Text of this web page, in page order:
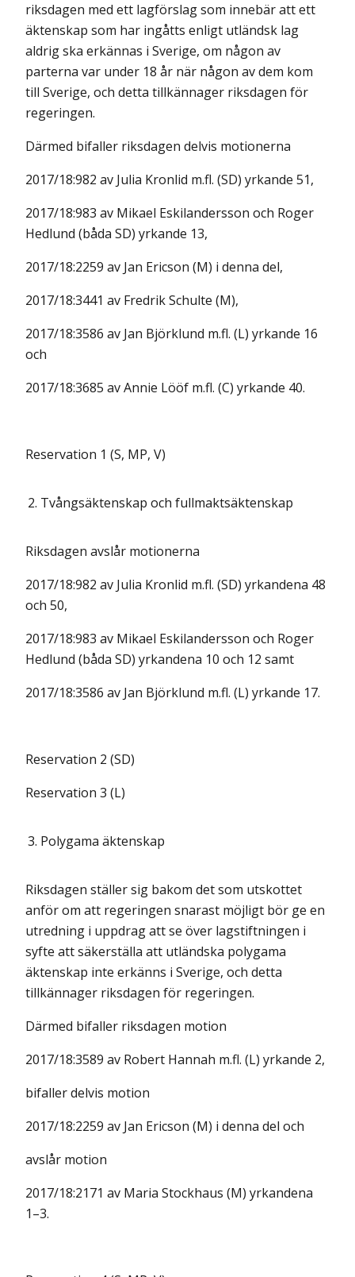
riksdagen med ett lagförslag som innebär att ett
äktenskap som har ingåtts enligt utländsk lag
aldrig ska erkännas i Sverige, om någon av
parterna var under 18 år när någon av dem kom
till Sverige, och detta tillkännager riksdagen för
regeringen.
Därmed bifaller riksdagen delvis motionerna
2017/18:982 av Julia Kronlid m.fl. (SD) yrkande 51,
2017/18:983 av Mikael Eskilandersson och Roger
Hedlund (båda SD) yrkande 13,
2017/18:2259 av Jan Ericson (M) i denna del,
2017/18:3441 av Fredrik Schulte (M),
2017/18:3586 av Jan Björklund m.fl. (L) yrkande 16
och
2017/18:3685 av Annie Lööf m.fl. (C) yrkande 40.
Reservation 1 (S, MP, V)
2. Tvångsäktenskap och fullmaktsäktenskap
Riksdagen avslår motionerna
2017/18:982 av Julia Kronlid m.fl. (SD) yrkandena 48
och 50,
2017/18:983 av Mikael Eskilandersson och Roger
Hedlund (båda SD) yrkandena 10 och 12 samt
2017/18:3586 av Jan Björklund m.fl. (L) yrkande 17.
Reservation 2 (SD)
Reservation 3 (L)
3. Polygama äktenskap
Riksdagen ställer sig bakom det som utskottet
anför om att regeringen snarast möjligt bör ge en
utredning i uppdrag att se över lagstiftningen i
syfte att säkerställa att utländska polygama
äktenskap inte erkänns i Sverige, och detta
tillkännager riksdagen för regeringen.
Därmed bifaller riksdagen motion
2017/18:3589 av Robert Hannah m.fl. (L) yrkande 2,
bifaller delvis motion
2017/18:2259 av Jan Ericson (M) i denna del och
avslår motion
2017/18:2171 av Maria Stockhaus (M) yrkandena
1–3.